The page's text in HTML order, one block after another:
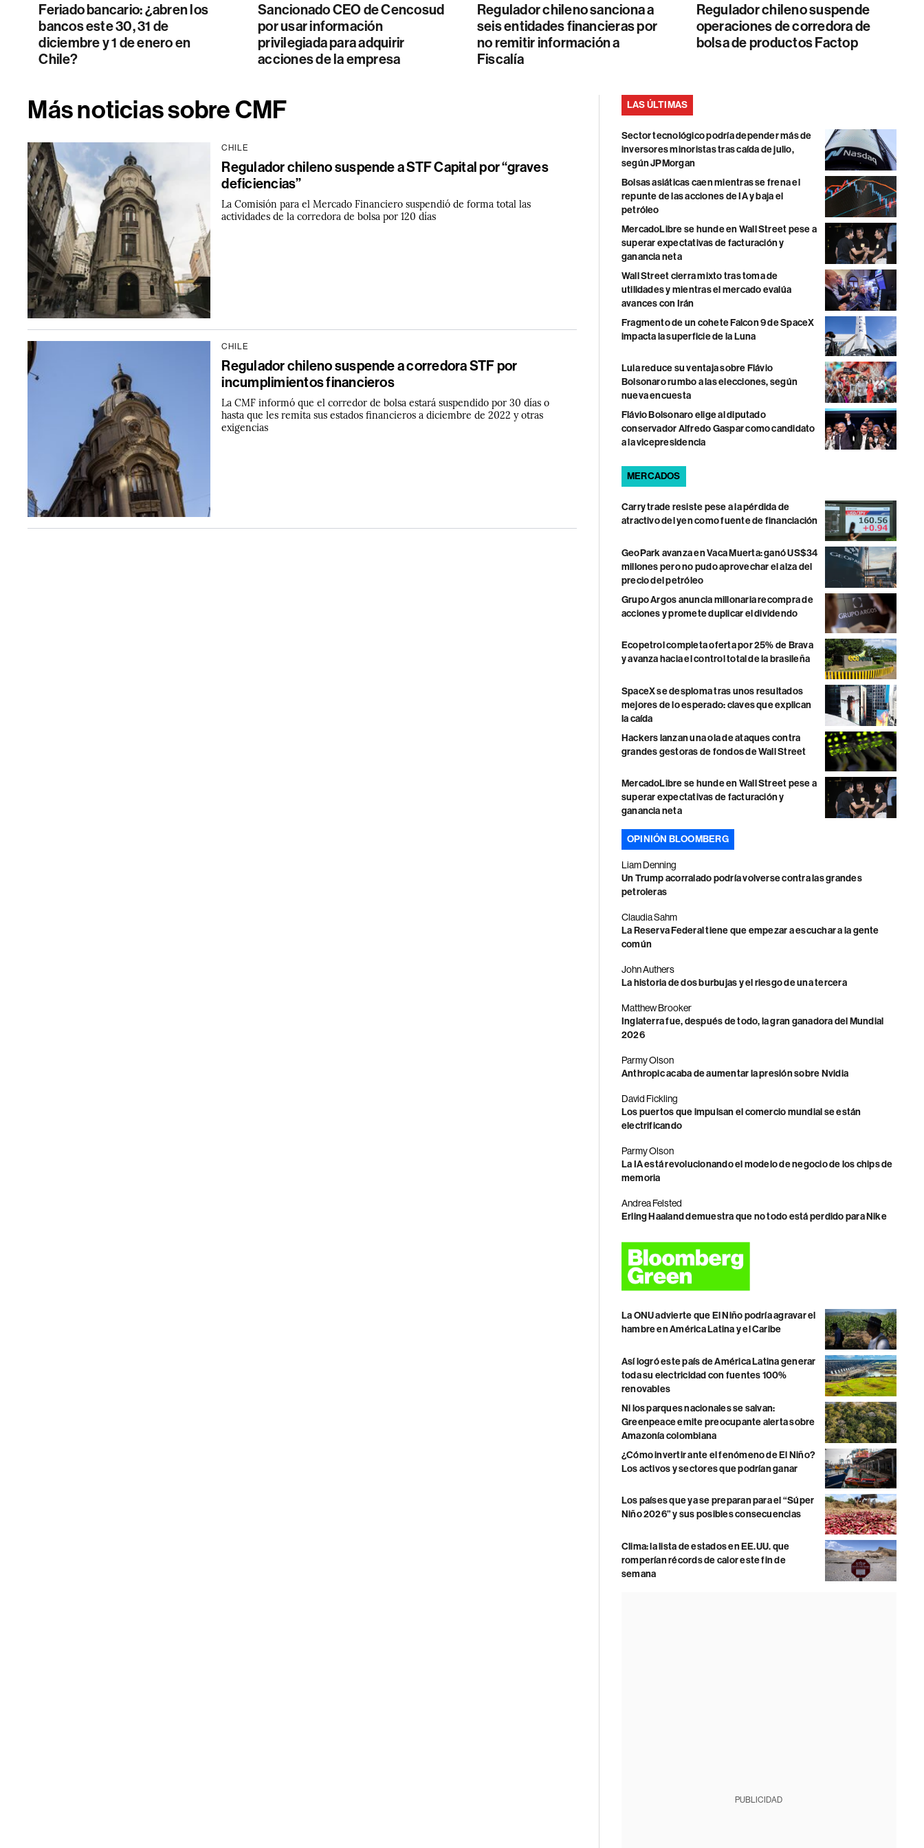
Feriado bancario: ¿abren los
bancos este 30, 31 de
diciembre y 1 de enero en
Chile?
Sancionado CEO de Cencosud
por usar información
privilegiada para adquirir
acciones de la empresa
Regulador chileno sanciona a
seis entidades financieras por
no remitir información a
Fiscalía
Regulador chileno suspende
operaciones de corredora de
bolsa de productos Factop
Más noticias sobre CMF
CHILE
Regulador chileno suspende a STF Capital por “graves
deficiencias”
La Comisión para el Mercado Financiero suspendió de forma total las
actividades de la corredora de bolsa por 120 días
CHILE
Regulador chileno suspende a corredora STF por
incumplimientos financieros
La CMF informó que el corredor de bolsa estará suspendido por 30 días o
hasta que les remita sus estados financieros a diciembre de 2022 y otras
exigencias
LAS ÚLTIMAS
Sector tecnológico podría depender más de
inversores minoristas tras caída de julio,
según JPMorgan
Bolsas asiáticas caen mientras se frena el
repunte de las acciones de IA y baja el
petróleo
MercadoLibre se hunde en Wall Street pese a
superar expectativas de facturación y
ganancia neta
Wall Street cierra mixto tras toma de
utilidades y mientras el mercado evalúa
avances con Irán
Fragmento de un cohete Falcon 9 de SpaceX
impacta la superficie de la Luna
Lula reduce su ventaja sobre Flávio
Bolsonaro rumbo a las elecciones, según
nueva encuesta
Flávio Bolsonaro elige al diputado
conservador Alfredo Gaspar como candidato
a la vicepresidencia
MERCADOS
Carry trade resiste pese a la pérdida de
atractivo del yen como fuente de financiación
GeoPark avanza en Vaca Muerta: ganó US$34
millones pero no pudo aprovechar el alza del
precio del petróleo
Grupo Argos anuncia millonaria recompra de
acciones y promete duplicar el dividendo
Ecopetrol completa oferta por 25% de Brava
y avanza hacia el control total de la brasileña
SpaceX se desploma tras unos resultados
mejores de lo esperado: claves que explican
la caída
Hackers lanzan una ola de ataques contra
grandes gestoras de fondos de Wall Street
MercadoLibre se hunde en Wall Street pese a
superar expectativas de facturación y
ganancia neta
OPINIÓN BLOOMBERG
Liam Denning
Un Trump acorralado podría volverse contra las grandes
petroleras
Claudia Sahm
La Reserva Federal tiene que empezar a escuchar a la gente
común
John Authers
La historia de dos burbujas y el riesgo de una tercera
Matthew Brooker
Inglaterra fue, después de todo, la gran ganadora del Mundial
2026
Parmy Olson
Anthropic acaba de aumentar la presión sobre Nvidia
David Fickling
Los puertos que impulsan el comercio mundial se están
electrificando
Parmy Olson
La IA está revolucionando el modelo de negocio de los chips de
memoria
Andrea Felsted
Erling Haaland demuestra que no todo está perdido para Nike
La ONU advierte que El Niño podría agravar el
hambre en América Latina y el Caribe
Así logró este país de América Latina generar
toda su electricidad con fuentes 100%
renovables
Ni los parques nacionales se salvan:
Greenpeace emite preocupante alerta sobre
Amazonía colombiana
¿Cómo invertir ante el fenómeno de El Niño?
Los activos y sectores que podrían ganar
Los países que ya se preparan para el “Súper
Niño 2026” y sus posibles consecuencias
Clima: la lista de estados en EE.UU. que
romperían récords de calor este fin de
semana
PUBLICIDAD